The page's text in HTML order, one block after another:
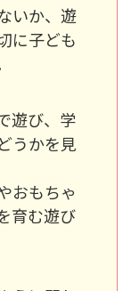
いか、遊
に子ども
遊び、学
うかを見
おもちゃ
育む遊び